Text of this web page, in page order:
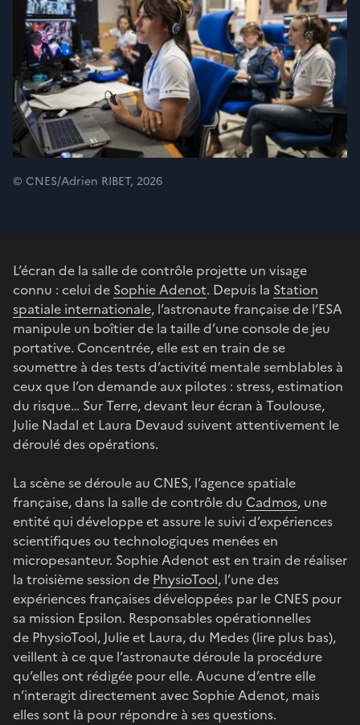
© CNES/Adrien RIBET, 2026
L’écran de la salle de contrôle projette un visage
connu : celui de Sophie Adenot. Depuis la Station
spatiale internationale, l’astronaute française de l’ESA
manipule un boîtier de la taille d’une console de jeu
portative. Concentrée, elle est en train de se
soumettre à des tests d’activité mentale semblables à
ceux que l’on demande aux pilotes : stress, estimation
du risque… Sur Terre, devant leur écran à Toulouse,
Julie Nadal et Laura Devaud suivent attentivement le
déroulé des opérations.
La scène se déroule au CNES, l’agence spatiale
française, dans la salle de contrôle du Cadmos, une
entité qui développe et assure le suivi d’expériences
scientifiques ou technologiques menées en
micropesanteur. Sophie Adenot est en train de réaliser
la troisième session de PhysioTool, l’une des
expériences françaises développées par le CNES pour
sa mission Epsilon. Responsables opérationnelles
de PhysioTool, Julie et Laura, du Medes (lire plus bas),
veillent à ce que l’astronaute déroule la procédure
qu’elles ont rédigée pour elle. Aucune d’entre elle
n’interagit directement avec Sophie Adenot, mais
elles sont là pour répondre à ses questions.